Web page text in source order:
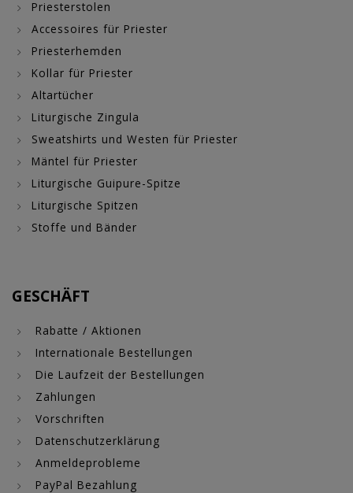
Priesterstolen
Accessoires für Priester
Priesterhemden
Kollar für Priester
Altartücher
Liturgische Zingula
Sweatshirts und Westen für Priester
Mäntel für Priester
Liturgische Guipure-Spitze
Liturgische Spitzen
Stoffe und Bänder
GESCHÄFT
Rabatte / Aktionen
Internationale Bestellungen
Die Laufzeit der Bestellungen
Zahlungen
Vorschriften
Datenschutzerklärung
Anmeldeprobleme
PayPal Bezahlung